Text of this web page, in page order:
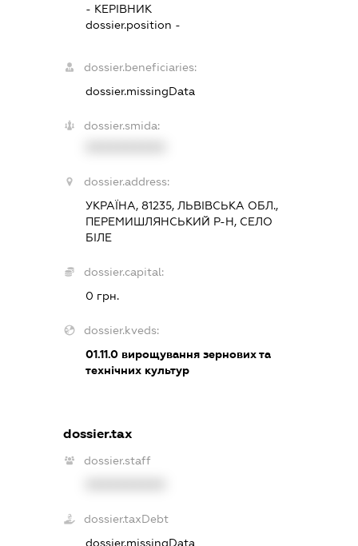
- КЕРІВНИК
dossier.position -
dossier.beneficiaries:
dossier.missingData
dossier.smida:
dossier.address:
УКРАЇНА, 81235, ЛЬВІВСЬКА ОБЛ.,
ПЕРЕМИШЛЯНСЬКИЙ Р-Н, СЕЛО
БІЛЕ
dossier.capital:
0 грн.
dossier.kveds:
01.11.0вирощування зернових та
технічних культур
dossier.tax
dossier.staff
dossier.taxDebt
dossier.missingData